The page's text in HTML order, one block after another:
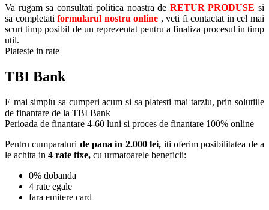
Va rugam sa consultati politica noastra de RETUR PRODUSE si
sa completatiformularul nostru online , veti fi contactat in cel mai
scurt timp posibil de un reprezentat pentru a finaliza procesul in timp
util.
Plateste in rate
TBI Bank
E mai simplu sa cumperi acum si sa platesti mai tarziu, prin solutiile
de finantare de la TBI Bank
Perioada de finantare 4-60 luni si proces de finantare 100% online
Pentru cumparaturi de pana in 2.000 lei, iti oferim posibilitatea de a
le achita in 4 rate fixe, cu urmatoarele beneficii:
0% dobanda
4 rate egale
fara emitere card